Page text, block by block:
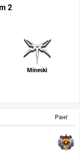
Ранг
327
2
Mineski